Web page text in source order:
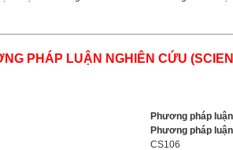
PHÁP LUẬN NGHIÊN CỨU
Phương pháp
Phương pháp
CS106